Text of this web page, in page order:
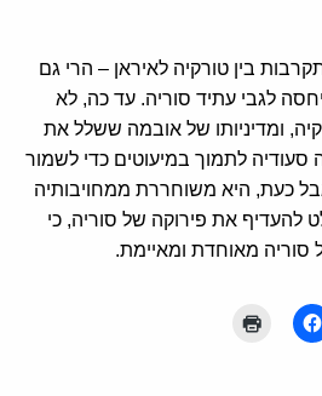
בין טורקיה לאיראן – הרי גם
לגבי עתיד סוריה. עד כה, לא
ומדיניותו של אובמה ששלל את
סעודיה לתמוך במיעוטים כדי לשמור
כעת, היא משוחררת ממחויבותיה
להעדיף את פירוקה של סוריה, כי
סוריה מאוחדת ומאיימת.